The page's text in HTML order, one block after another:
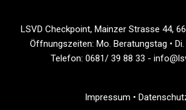
LSVD Checkpoint, Mainzer Strasse 44,
Öffnungszeiten: Mo. Beratungstag •
Telefon: 0681/ 39 88 33 -
Impressum •